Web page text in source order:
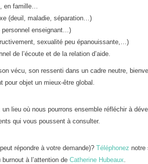
en famille…
(deuil, maladie, séparation…)
personnel enseignant…)
sexualité peu épanouissante,…)
de l’écoute et de la relation d’aide.
vécu, son ressenti dans un cadre neutre,
pour objet un mieux-être global.
lieu où nous pourrons ensemble réfléchir à
qui vous poussent à consulter.
répondre à votre demande)? Téléphonez notre
à l’attention de Catherine Hubeaux.